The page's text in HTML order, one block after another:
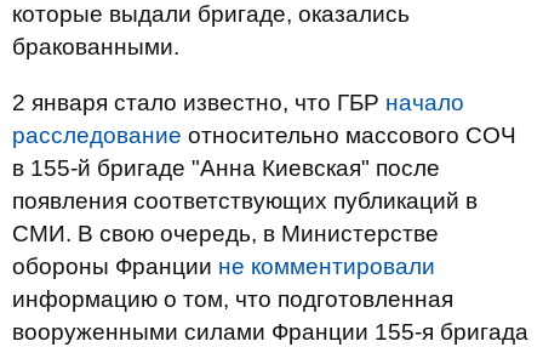
которые выдали бригаде, оказались
бракованными.
2 января стало известно, что ГБР начало
расследование относительно массового СОЧ
в 155-й бригаде "Анна Киевская" после
появления соответствующих публикаций в
СМИ. В свою очередь, в Министерстве
обороны Франции не комментировали
информацию о том, что подготовленная
вооруженными силами Франции 155-я бригада